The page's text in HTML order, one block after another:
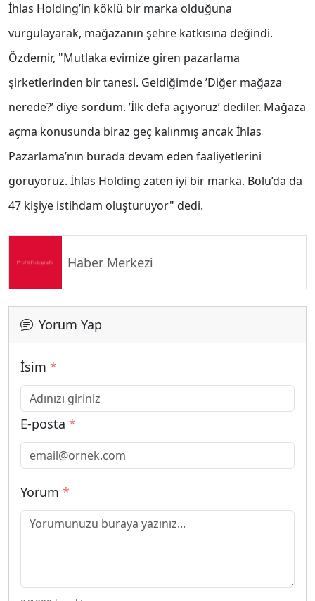
İhlas Holding’in köklü bir marka olduğuna
vurgulayarak, mağazanın şehre katkısına değindi.
Özdemir, "Mutlaka evimize giren pazarlama
şirketlerinden bir tanesi. Geldiğimde ’Diğer mağaza
nerede?’ diye sordum. ’İlk defa açıyoruz’ dediler. Mağaza
açma konusunda biraz geç kalınmış ancak İhlas
Pazarlama’nın burada devam eden faaliyetlerini
görüyoruz. İhlas Holding zaten iyi bir marka. Bolu’da da
47 kişiye istihdam oluşturuyor" dedi.
Haber Merkezi
Yorum Yap
İsim *
E-posta *
Yorum *